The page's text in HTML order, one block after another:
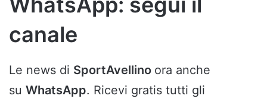
canale
Le news di SportAvellino ora anche
su WhatsApp. Ricevi gratis tutti gli